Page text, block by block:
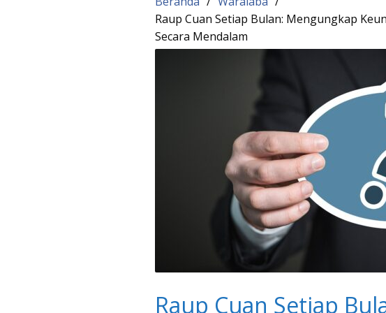
Raup Cuan Setiap Bulan: Mengungkap
Secara Mendalam
Raup Cuan Setiap